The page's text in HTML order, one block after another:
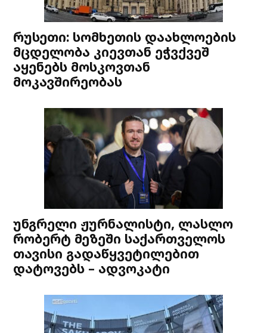
რუსეთი: სომხეთის დაახლოების
მცდელობა კიევთან ეჭვქვეშ
აყენებს მოსკოვთან
მოკავშირეობას
უნგრელი ჟურნალისტი, ლასლო
რობერტ მეზეში საქართველოს
თავისი გადაწყვეტილებით
დატოვებს – ადვოკატი